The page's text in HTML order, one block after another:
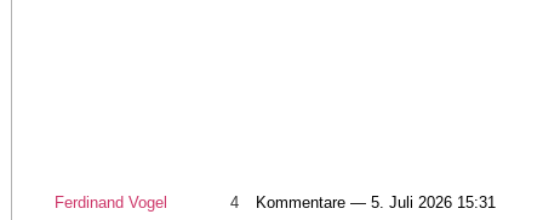
Ferdinand Vogel 4 Kommentare — 5. Juli 2026 15:31